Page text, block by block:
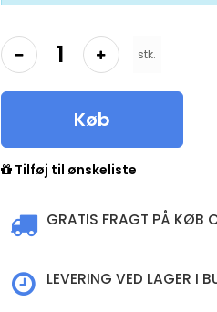
stk.
Køb
Tilføj til ønskeliste
GRATIS FRAGT PÅ KØB
LEVERING VED LAGER I